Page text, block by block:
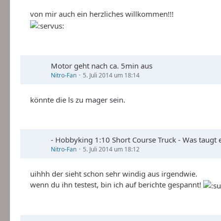
von mir auch ein herzliches willkommen!!!
Motor geht nach ca. 5min aus
Nitro-Fan 5. Juli 2014 um 18:14
könnte die ls zu mager sein.
- Hobbyking 1:10 Short Course Truck - Was taugt
Nitro-Fan 5. Juli 2014 um 18:12
uihhh der sieht schon sehr windig aus irgendwie.
wenn du ihn testest, bin ich auf berichte gespannt!